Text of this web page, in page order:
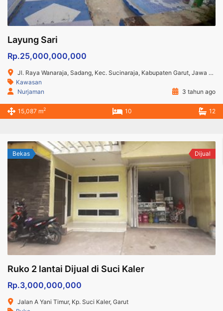
Layung Sari
Rp.25,000,000,000
Jl. Raya Wanaraja, Sadang, Kec. Sucinaraja, Kabupaten Garut, Jawa Barat
Kawasan
Nurjaman
3 tahun ago
15,087 m2 10 12
Bekas Dijual
Ruko 2 lantai Dijual di Suci Kaler
Rp.3,000,000,000
Jalan A Yani Timur, Kp. Suci Kaler, Garut